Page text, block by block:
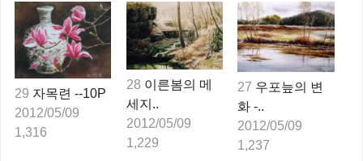
29 자목련 --10P
2012/05/09
1,316
28 이른봄의 메
세지..
2012/05/09
1,229
27 우포늪의 변
화 -..
2012/05/09
1,237